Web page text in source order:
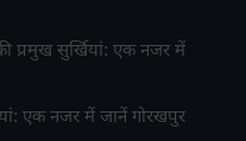
प्रमुख सुर्खियां: एक नजर में
एक नजर में जानें गोरखपुर